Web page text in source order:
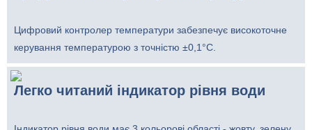
Цифровий контролер температури забезпечує високоточне
керування температурою з точністю ±0,1°C.
Легко читаний індикатор рівня води